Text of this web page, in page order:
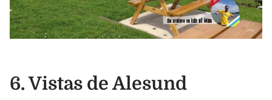
6. Vistas de Alesund